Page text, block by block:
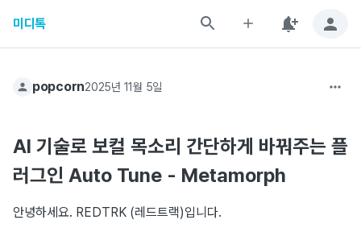
미디톡
popcorn2025년 11월 5일
AI 기술로 보컬 목소리 간단하게 바꿔주는 플
러그인 Auto Tune - Metamorph
안녕하세요. REDTRK (레드트랙)입니다.